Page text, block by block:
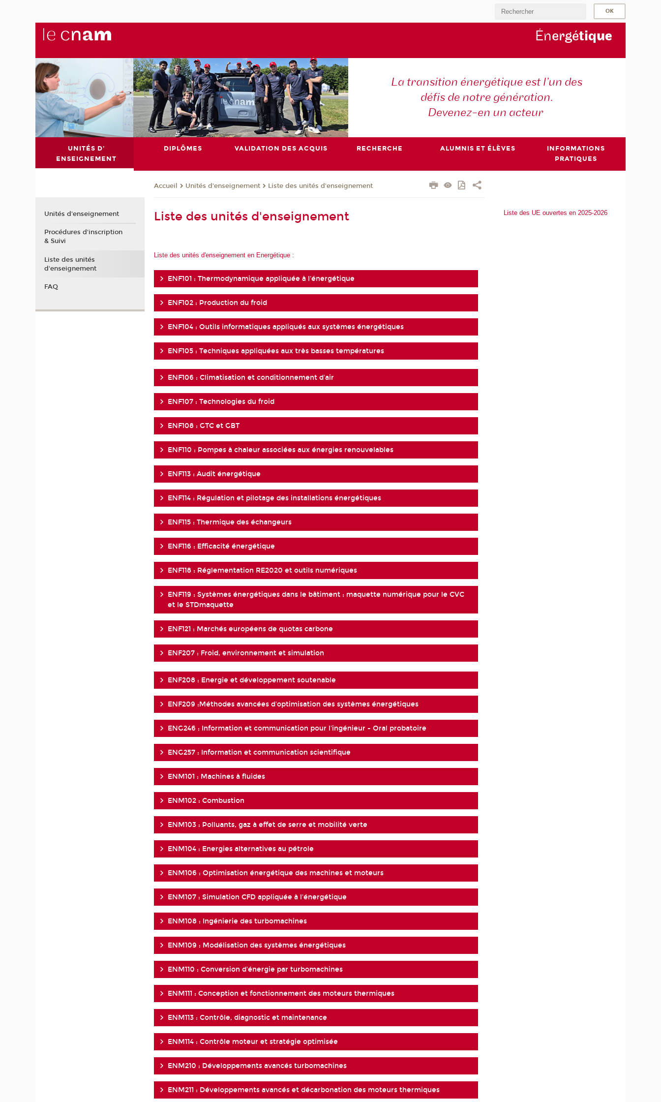
Énergétique
La transition énergétique est l’un des
défis de notre génération.
Devenez-en un acteur
UNITÉS D'
ENSEIGNEMENT
DIPLÔMES VALIDATION DES ACQUIS RECHERCHE ALUMNIS ET ÉLÈVES
INFORMATIONS
PRATIQUES
Accueil Unités d'enseignement Liste des unités d'enseignement
Liste des unités d'enseignement
Liste des unités d'enseignement en Energétique :
ENF101 : Thermodynamique appliquée à l'énergétique
ENF102 : Production du froid
ENF104 : Outils informatiques appliqués aux systèmes énergétiques
ENF105 : Techniques appliquées aux très basses températures
ENF106 : Climatisation et conditionnement d'air
ENF107 : Technologies du froid
ENF108 : GTC et GBT
ENF110 : Pompes à chaleur associées aux énergies renouvelables
ENF113 : Audit énergétique
ENF114 : Régulation et pilotage des installations énergétiques
ENF115 : Thermique des échangeurs
ENF116 : Efficacité énergétique
ENF118 : Réglementation RE2020 et outils numériques
ENF119 : Systèmes énergétiques dans le bâtiment : maquette numérique pour le CVC
et le STDmaquette
ENF121 : Marchés européens de quotas carbone
ENF207 : Froid, environnement et simulation
ENF208 : Energie et développement soutenable
ENF209 :Méthodes avancées d'optimisation des systèmes énergétiques
ENG246 : Information et communication pour l'ingénieur - Oral probatoire
ENG257 : Information et communication scientifique
ENM101 : Machines à fluides
ENM102 : Combustion
ENM103 : Polluants, gaz à effet de serre et mobilité verte
ENM104 : Energies alternatives au pétrole
ENM106 : Optimisation énergétique des machines et moteurs
ENM107 : Simulation CFD appliquée à l'énergétique
ENM108 : Ingénierie des turbomachines
ENM109 : Modélisation des systèmes énergétiques
ENM110 : Conversion d'énergie par turbomachines
ENM111 : Conception et fonctionnement des moteurs thermiques
ENM113 : Contrôle, diagnostic et maintenance
ENM114 : Contrôle moteur et stratégie optimisée
ENM210 : Développements avancés turbomachines
ENM211 : Développements avancés et décarbonation des moteurs thermiques
Liste des UE ouvertes en 2025-2026
Unités d'enseignement
Procédures d'inscription
& Suivi
Liste des unités
d'enseignement
FAQ